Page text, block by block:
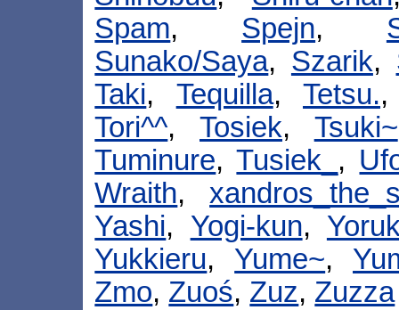
Spam, Spejn,
Sunako/Saya, Szarik,
Taki, Tequilla,Tetsu.
Tori^^, Tosiek, Tsuki~
Tuminure,Tusiek_ ,
Wraith,
Yashi, Yogi-kun,
Yukkieru, Yume~,
Zmo, Zuoś, Zuz, Zuzza